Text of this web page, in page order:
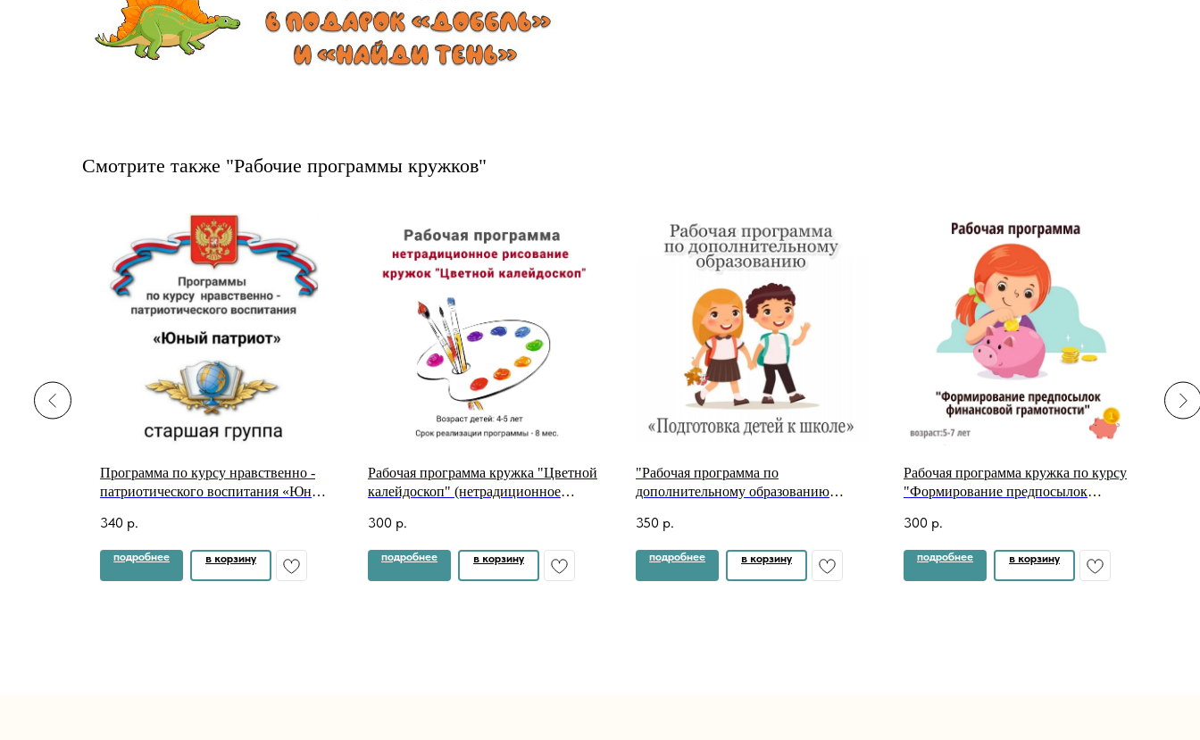
Смотрите также "Рабочие программы кружков"
Программа по курсу нравственно -
патриотического воспитания «Юный
конспектов деятельности с детьми на
весь учебный год
340 р.
подробнее в корзину
Рабочая программа кружка "Цветной
калейдоскоп" (нетрадиционное
300 р.
подробнее в корзину
"Рабочая программа по
дополнительному образованию
реализации программы: октябрь -
апрель Возраст детей: 6-7 лет
350 р.
подробнее в корзину
Рабочая программа кружка по курсу
"Формирование предпосылок
5-7 лет)
300 р.
подробнее в корзину